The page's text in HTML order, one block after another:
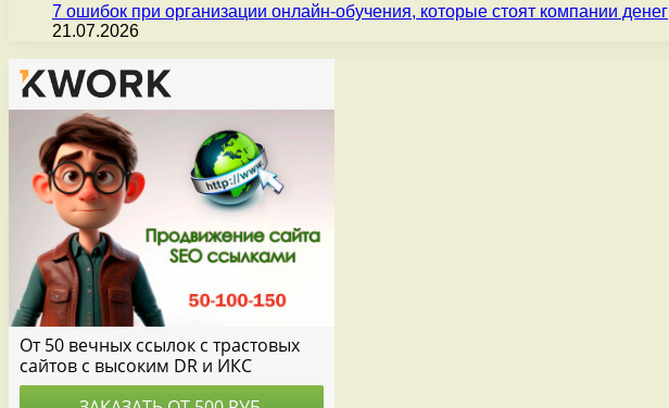
7 ошибок при организации онлайн-обучения, которые стоят компании денег
21.07.2026